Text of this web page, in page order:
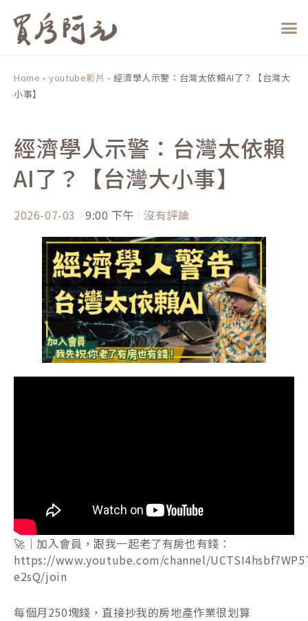
Home -youtube影片 - 經濟學人示警：台灣太依賴AI了？【台灣大
小事】
經濟學人示警：台灣太依賴
AI了？【台灣大小事】
2026-07-03 9:00 下午 沒有評論
🚀｜加入會員，跟我一起老了有房也有錢：
https://www.youtube.com/channel/
e2sQ/join
每個月250塊錢，直接抄我的房地產作業很划算